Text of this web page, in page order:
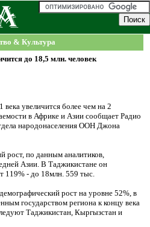
& Культура
до 18,5 млн. человек
века увеличится более чем на 2
в Африке и Азии сообщает Радио
народонаселения ООН Джона
рост, по данным аналитиков,
Азии. В Таджикистане он
119% - до 18млн. 559 тыс.
рост на уровне 52%, в
государством региона к концу века
Таджикистан, Кыргызстан и